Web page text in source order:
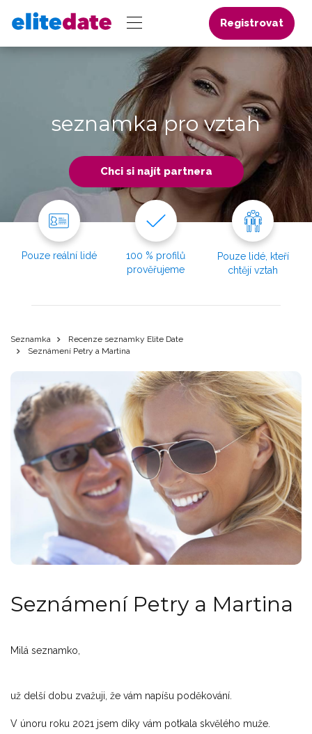
Registrovat
seznamka pro vztah
Chci si najít partnera
Pouze reální lidé
100 % profilů
prověřujeme
Pouze lidé, kteří
chtějí vztah
Seznamka
Recenze seznamky Elite Date
Seznámení Petry a Martina
Seznámení Petry a Martina
Milá seznamko,
už delší dobu zvažuji, že vám napíšu poděkování.
V únoru roku 2021 jsem díky vám potkala skvělého muže.